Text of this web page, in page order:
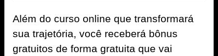
Além do curso online que transformará
sua trajetória, você receberá bônus
gratuitos de forma gratuita que vai